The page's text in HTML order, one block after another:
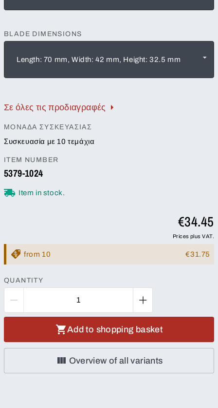
BLADE DIMENSIONS
Length: 70 mm, Width: 42 mm, Height: 32.5 mm
Σε όλες τις προδιαγραφές
ΜΟΝΆΔΑ ΣΥΣΚΕΥΑΣΊΑΣ
Συσκευασία με 10 τεμάχια
ITEM NUMBER
5379-1024
Item in stock.
€34.45
Prices plus VAT.
from 10 €31.75
QUANTITY
Add to shopping basket
Overview of all variants